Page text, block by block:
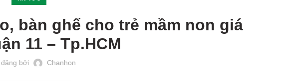
bàn ghế cho trẻ mầm non giá
11 – Tp.HCM
bởi Chanhon